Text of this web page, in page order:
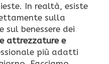
In realtà, esiste
sulla
sul benessere dei
attrezzature e
più adatti